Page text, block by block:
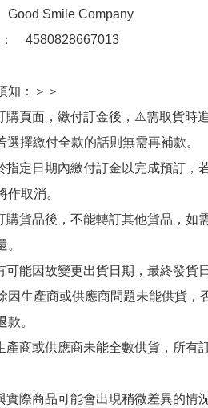
Good Smile Company
　4580828667013
知：＞＞
購頁面，繳付訂金後，⚠️需取貨時
擇繳付全款的話則無需再補款。
指定日期內繳付訂金以完成預訂，
作取消。
購貨品後，不能轉訂其他貨品，如
。
可能因故變更出貨日期，最終發貨
因生產商或供應商問題未能供貨，
款。
產商或供應商未能全數供貨，所有
實際商品可能會出現稍微差異的情況